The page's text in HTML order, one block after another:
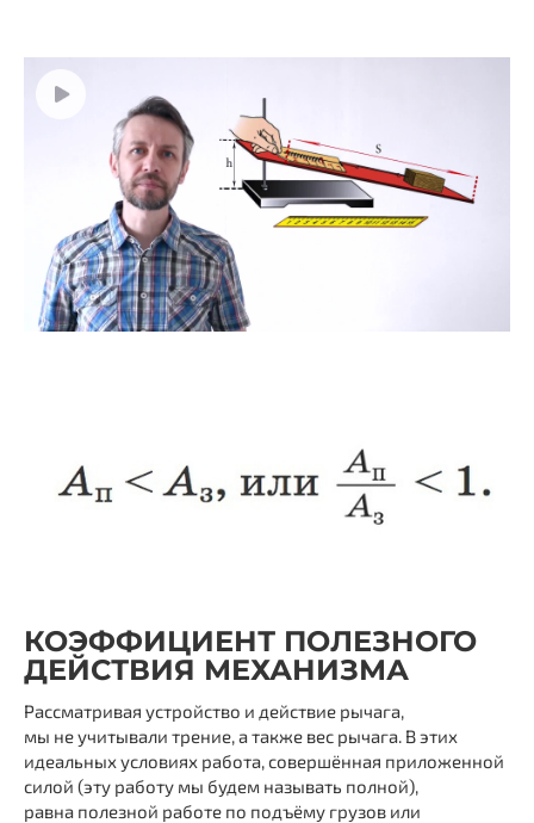
КОЭФФИЦИЕНТ ПОЛЕЗНОГО
ДЕЙСТВИЯ МЕХАНИЗМА
Рассматривая устройство и действие рычага,
мы не учитывали трение, а также вес рычага. В этих
идеальных условиях работа, совершённая приложенной
силой (эту работу мы будем называть полной),
равна полезной работе по подъёму грузов или